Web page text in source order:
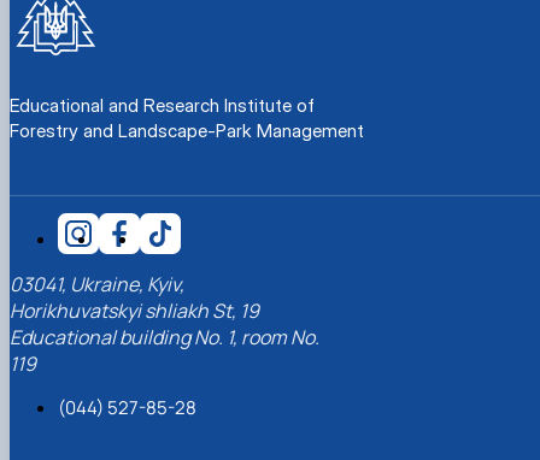
Educational and Research Institute of
Forestry and Landscape-Park Management
03041, Ukraine, Kyiv,
Horikhuvatskyi shliakh St, 19
Educational building No. 1, room No.
119
(044) 527-85-28